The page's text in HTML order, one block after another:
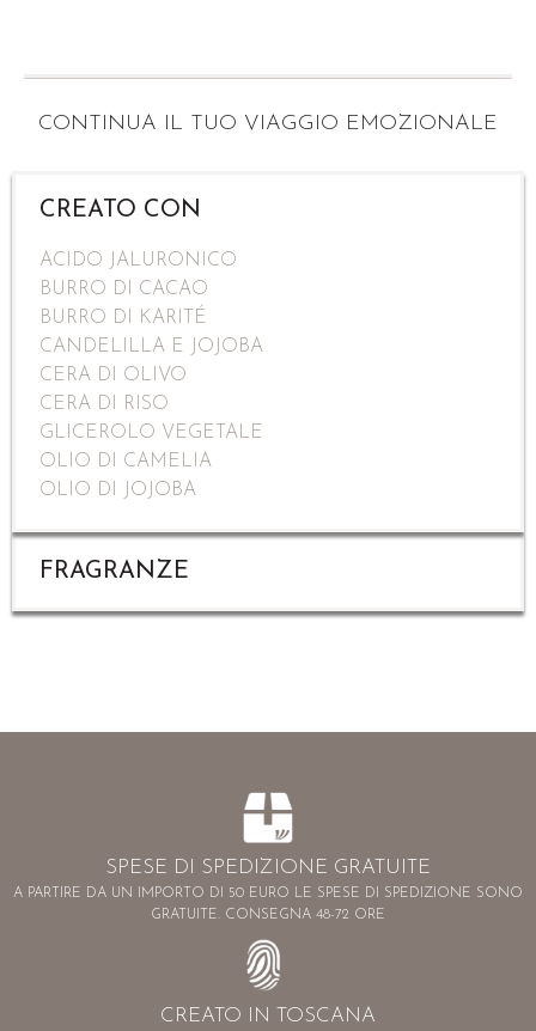
CONTINUA IL TUO VIAGGIO EMOZIONALE
CREATO CON
ACIDO JALURONICO
BURRO DI CACAO
BURRO DI KARITÉ
CANDELILLA E JOJOBA
CERA DI OLIVO
CERA DI RISO
GLICEROLO VEGETALE
OLIO DI CAMELIA
OLIO DI JOJOBA
FRAGRANZE
SPESE DI SPEDIZIONE GRATUITE
A PARTIRE DA UN IMPORTO DI 50 EURO LE SPESE DI SPEDIZIONE SONO
GRATUITE. CONSEGNA 48-72 ORE
CREATO IN TOSCANA